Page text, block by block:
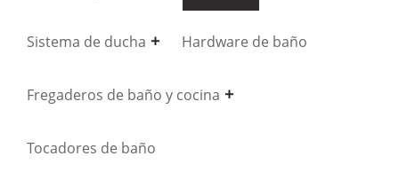
Sistema de ducha Hardware de baño
Fregaderos de baño y cocina
Tocadores de baño